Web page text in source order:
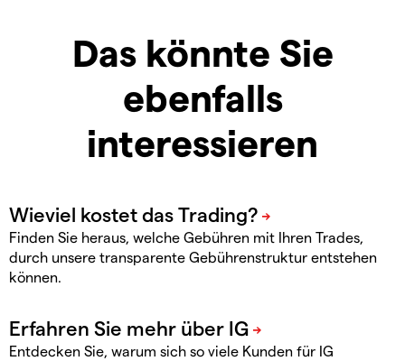
Das könnte Sie
ebenfalls
interessieren
Finden Sie heraus, welche Gebühren mit Ihren Trades,
durch unsere transparente Gebührenstruktur entstehen
können.
Entdecken Sie, warum sich so viele Kunden für IG